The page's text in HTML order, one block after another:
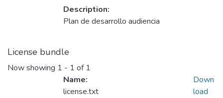
Description:
Plan de desarrollo audiencia
License bundle
Now showing 1 - 1 of 1
Name:
license.txt
Down
load